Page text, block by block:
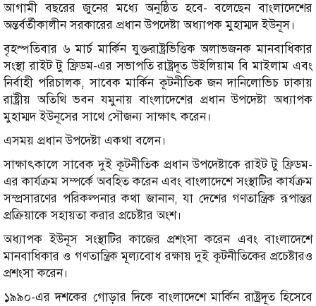
আগামী বছরের জুনের মধ্যে অনুষ্ঠিত হবে- বলেছেন বাংলাদেশের
অন্তর্বর্তীকালীন সরকারের প্রধান উপদেষ্টা অধ্যাপক মুহাম্মদ ইউনূস।
বৃহস্পতিবার ৬ মার্চ মার্কিন যুক্তরাষ্ট্রভিত্তিক অলাভজনক মানবাধিকার
সংস্থা রাইট টু ফ্রিডম-এর সভাপতি রাষ্ট্রদূত উইলিয়াম বি মাইলাম এবং
নির্বাহী পরিচালক, সাবেক মার্কিন কূটনীতিক জন দানিলোভিচ ঢাকায়
রাষ্ট্রীয় অতিথি ভবন যমুনায় বাংলাদেশের প্রধান উপদেষ্টা অধ্যাপক
মুহাম্মদ ইউনূসের সাথে সৌজন্য সাক্ষাৎ করেন।
এসময় প্রধান উপদেষ্টা একথা বলেন।
সাক্ষাৎকালে সাবেক দুই কূটনীতিক প্রধান উপদেষ্টাকে রাইট টু ফ্রিডম-
এর কার্যক্রম সম্পর্কে অবহিত করেন এবং বাংলাদেশে সংস্থাটির কার্যক্রম
সম্প্রসারণের পরিকল্পনার কথা জানান, যা দেশের গণতান্ত্রিক রূপান্তর
প্রক্রিয়াকে সহায়তা করার প্রচেষ্টার অংশ।
অধ্যাপক ইউনূস সংস্থাটির কাজের প্রশংসা করেন এবং বাংলাদেশে
মানবাধিকার ও গণতান্ত্রিক মূল্যবোধ রক্ষায় দুই কূটনীতিকের প্রচেষ্টারও
প্রশংসা করেন।
১৯৯০-এর দশকের গোড়ার দিকে বাংলাদেশে মার্কিন রাষ্ট্রদূত হিসেবে